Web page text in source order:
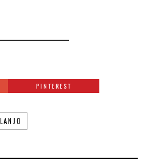
PINTEREST